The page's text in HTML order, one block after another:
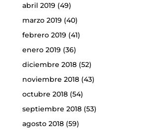
abril 2019 (49)
marzo 2019 (40)
febrero 2019 (41)
enero 2019 (36)
diciembre 2018(52)
noviembre 2018(43)
octubre 2018(54)
septiembre 2018(53)
agosto 2018(59)